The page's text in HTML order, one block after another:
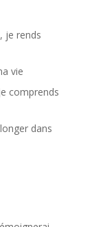
je rends
vie
comprends
dans